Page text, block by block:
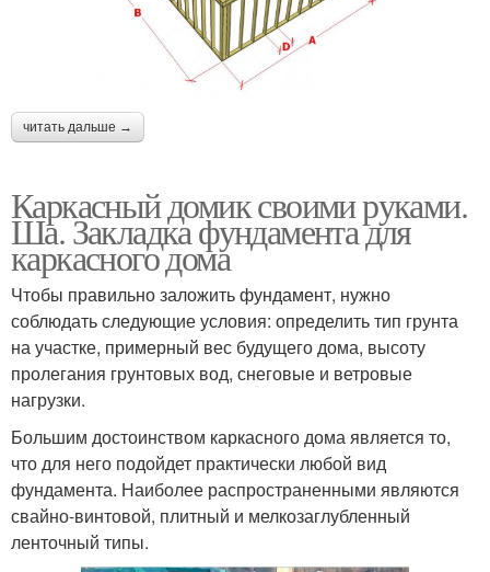
читать дальше →
Каркасный домик своими руками.
Ша. Закладка фундамента для
каркасного дома
Чтобы правильно заложить фундамент, нужно
соблюдать следующие условия: определить тип грунта
на участке, примерный вес будущего дома, высоту
пролегания грунтовых вод, снеговые и ветровые
нагрузки.
Большим достоинством каркасного дома является то,
что для него подойдет практически любой вид
фундамента. Наиболее распространенными являются
свайно-винтовой, плитный и мелкозаглубленный
ленточный типы.